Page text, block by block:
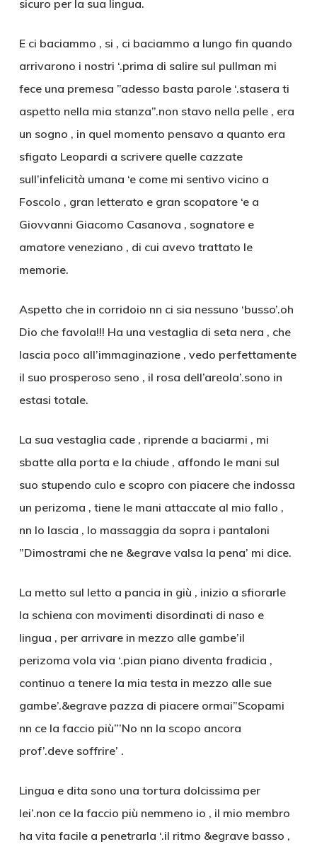
sicuro per la sua lingua.
E ci baciammo , si , ci baciammo a lungo fin quando
arrivarono i nostri ‘.prima di salire sul pullman mi
fece una premesa ”adesso basta parole ‘.stasera ti
aspetto nella mia stanza”.non stavo nella pelle , era
un sogno , in quel momento pensavo a quanto era
sfigato Leopardi a scrivere quelle cazzate
sull’infelicità umana ‘e come mi sentivo vicino a
Foscolo , gran letterato e gran scopatore ‘e a
Giovvanni Giacomo Casanova , sognatore e
amatore veneziano , di cui avevo trattato le
memorie.
Aspetto che in corridoio nn ci sia nessuno ‘busso’.oh
Dio che favola!!! Ha una vestaglia di seta nera , che
lascia poco all’immaginazione , vedo perfettamente
il suo prosperoso seno , il rosa dell’areola’.sono in
estasi totale.
La sua vestaglia cade , riprende a baciarmi , mi
sbatte alla porta e la chiude , affondo le mani sul
suo stupendo culo e scopro con piacere che indossa
un perizoma , tiene le mani attaccate al mio fallo ,
nn lo lascia , lo massaggia da sopra i pantaloni
”Dimostrami che ne &egrave valsa la pena’ mi dice.
La metto sul letto a pancia in giù , inizio a sfiorarle
la schiena con movimenti disordinati di naso e
lingua , per arrivare in mezzo alle gambe’il
perizoma vola via ‘.pian piano diventa fradicia ,
continuo a tenere la mia testa in mezzo alle sue
gambe’.&egrave pazza di piacere ormai”Scopami
nn ce la faccio più”’No nn la scopo ancora
prof’.deve soffrire’ .
Lingua e dita sono una tortura dolcissima per
lei’.non ce la faccio più nemmeno io , il mio membro
ha vita facile a penetrarla ‘.il ritmo &egrave basso ,